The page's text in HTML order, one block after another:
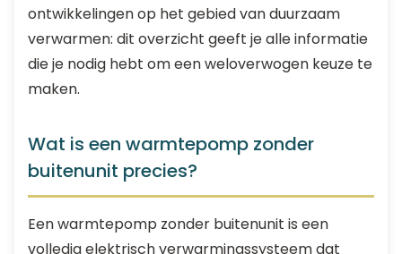
ontwikkelingen op het gebied van duurzaam
verwarmen: dit overzicht geeft je alle informatie
die je nodig hebt om een weloverwogen keuze te
maken.
Wat is een warmtepomp zonder
buitenunit precies?
Een warmtepomp zonder buitenunit is een
volledig elektrisch verwarmingssysteem dat